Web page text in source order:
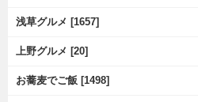
浅草グルメ [1657]
上野グルメ [20]
お蕎麦でご飯 [1498]